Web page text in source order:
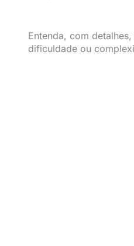
Entenda, com
dificuldade ou